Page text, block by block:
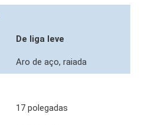
De liga leve
Aro de aço, raiada
17 polegadas